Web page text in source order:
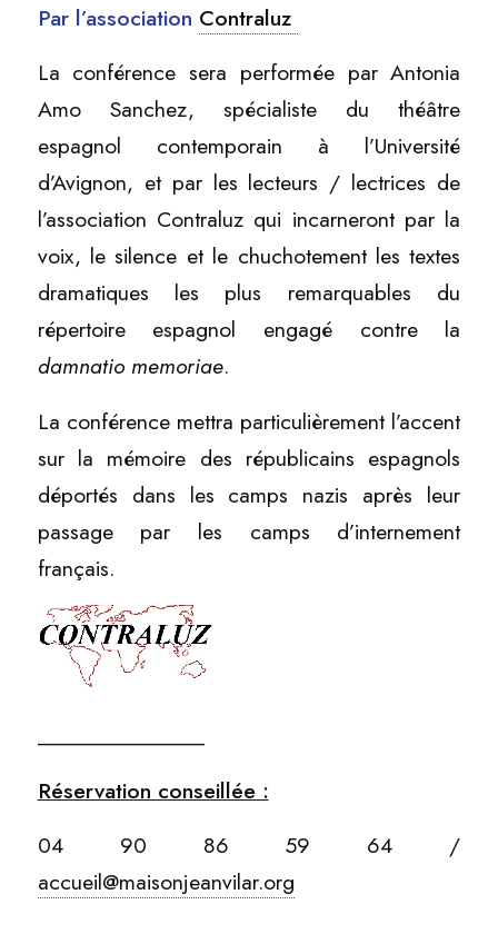
Par l’association Contraluz
La conférence sera performée par Antonia
Amo Sanchez, spécialiste du théâtre
espagnol contemporain à l’Université
d’Avignon, et par les lecteurs / lectrices de
l’association Contraluz qui incarneront par la
voix, le silence et le chuchotement les textes
dramatiques les plus remarquables du
répertoire espagnol engagé contre la
damnatio memoriae.
La conférence mettra particulièrement l’accent
sur la mémoire des républicains espagnols
déportés dans les camps nazis après leur
passage par les camps d’internement
français.
_______________
Réservation conseillée :
04 90 86 59 64 /
accueil@maisonjeanvilar.org